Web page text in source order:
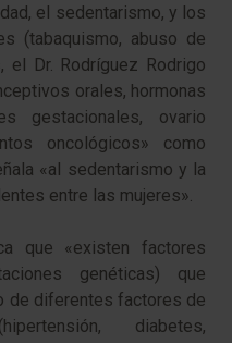
el sedentarismo, y los
(tabaquismo, abuso de
Dr. Rodríguez Rodrigo
orales, hormonas
gestacionales, ovario
oncológicos» como
«al sedentarismo y la
entre las mujeres».
que «existen factores
genéticas) que
de diferentes factores de
diabetes,